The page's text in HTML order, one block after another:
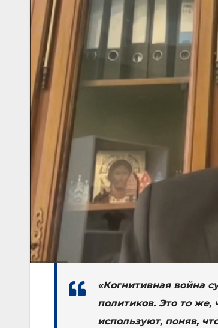
«Когнитивная война
политиков. Это то же,
используют, поняв,